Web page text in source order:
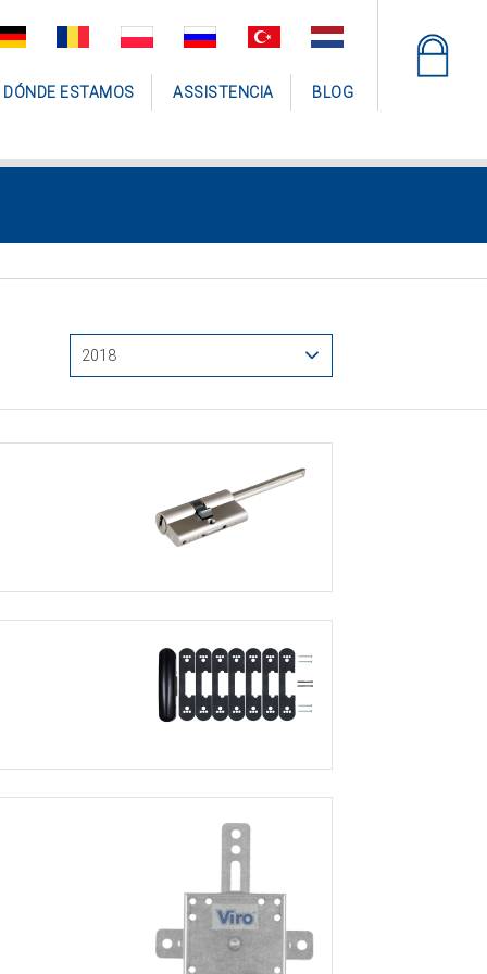
DÓNDE ESTAMOS ASSISTENCIA BLOG